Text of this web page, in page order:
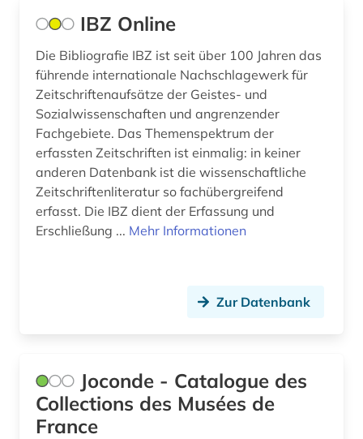
IBZ Online
Die Bibliografie IBZ ist seit über 100 Jahren das
führende internationale Nachschlagewerk für
Zeitschriftenaufsätze der Geistes- und
Sozialwissenschaften und angrenzender
Fachgebiete. Das Themenspektrum der
erfassten Zeitschriften ist einmalig: in keiner
anderen Datenbank ist die wissenschaftliche
Zeitschriftenliteratur so fachübergreifend
erfasst. Die IBZ dient der Erfassung und
Erschließung ... Mehr Informationen
Zur Datenbank
Joconde - Catalogue des
Collections des Musées de
France